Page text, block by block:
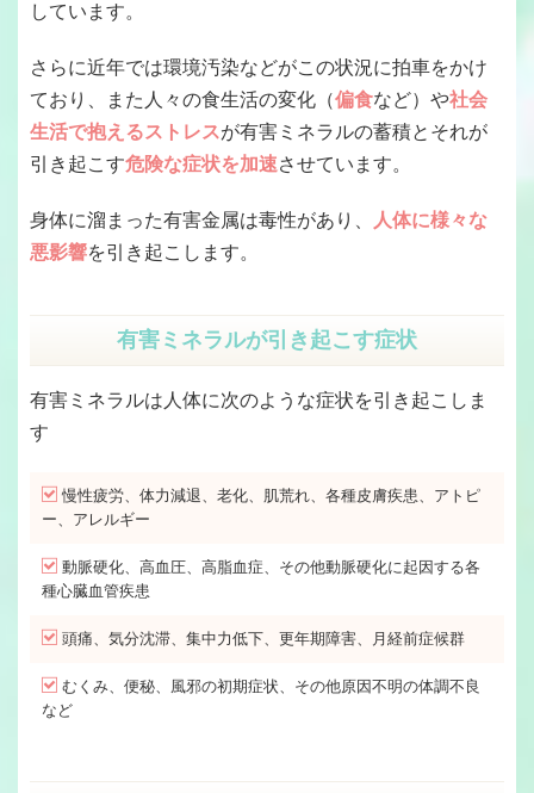
しています。
さらに近年では環境汚染などがこの状況に拍車をかけ
ており、また人々の食生活の変化（偏食など）や社会
生活で抱えるストレスが有害ミネラルの蓄積とそれが
引き起こす危険な症状を加速させています。
身体に溜まった有害金属は毒性があり、
人体に様々な
悪影響を引き起こします。
有害ミネラルが引き起こす症状
有害ミネラルは人体に次のような症状を引き起こしま
す
慢性疲労、体力減退、老化、肌荒れ、各種皮膚疾患、アトピ
ー、アレルギー
動脈硬化、高血圧、高脂血症、その他動脈硬化に起因する各
種心臓血管疾患
頭痛、気分沈滞、集中力低下、更年期障害、月経前症候群
むくみ、便秘、風邪の初期症状、その他原因不明の体調不良
など